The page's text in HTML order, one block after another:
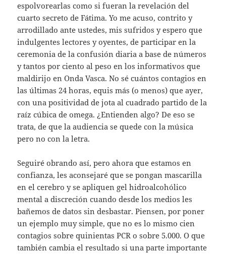
espolvorearlas como si fueran la revelación del
cuarto secreto de Fátima. Yo me acuso, contrito y
arrodillado ante ustedes, mis sufridos y espero que
indulgentes lectores y oyentes, de participar en la
ceremonia de la confusión diaria a base de números
y tantos por ciento al peso en los informativos que
maldirijo en Onda Vasca. No sé cuántos contagios en
las últimas 24 horas, equis más (o menos) que ayer,
con una positividad de jota al cuadrado partido de la
raíz cúbica de omega. ¿Entienden algo? De eso se
trata, de que la audiencia se quede con la música
pero no con la letra.
Seguiré obrando así, pero ahora que estamos en
confianza, les aconsejaré que se pongan mascarilla
en el cerebro y se apliquen gel hidroalcohólico
mental a discreción cuando desde los medios les
bañemos de datos sin desbastar. Piensen, por poner
un ejemplo muy simple, que no es lo mismo cien
contagios sobre quinientas PCR o sobre 5.000. O que
también cambia el resultado si una parte importante